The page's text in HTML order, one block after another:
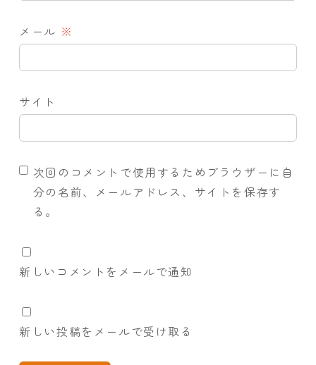
メール ※
サイト
次回のコメントで使用するためブラウザーに自
分の名前、メールアドレス、サイトを保存す
る。
新しいコメントをメールで通知
新しい投稿をメールで受け取る